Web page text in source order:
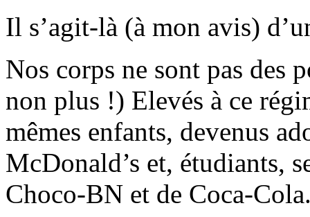
Il s’agit-là (à mon avis)
Nos corps ne sont pas des
non plus !) Elevés à ce
mêmes enfants, devenus
McDonald’s et, étudiants,
Choco-BN et de Coca-